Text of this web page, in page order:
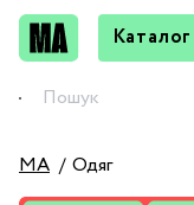
Каталог
MA Одяг